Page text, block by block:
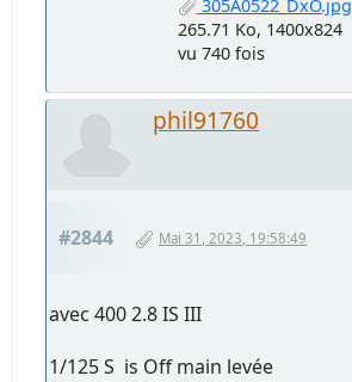
305A0522_DxO.jpg
265.71 Ko, 1400x824
vu 740 fois
phil91760
#2844 Mai 31, 2023, 19:58:49
avec 400 2.8 IS III
1/125 S is Off main levée